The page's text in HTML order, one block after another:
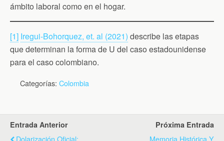
ámbito laboral como en el hogar.
[1] Iregui-Bohorquez, et. al (2021) describe las etapas
que determinan la forma de U del caso estadounidense
para el caso colombiano.
Categorías: Colombia
Entrada Anterior Próxima Entrada